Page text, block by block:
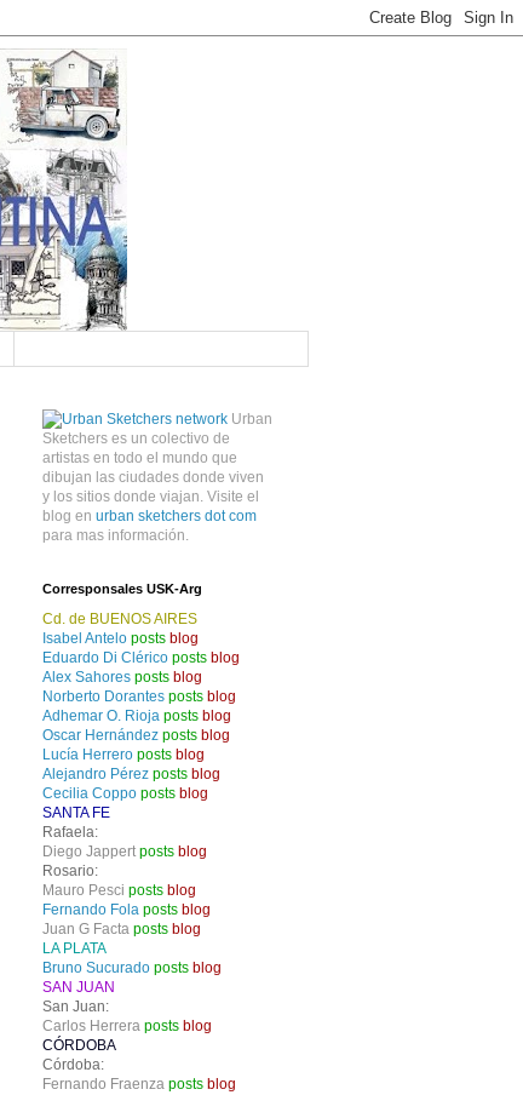
Urban
Sketchers es un colectivo de
artistas en todo el mundo que
dibujan las ciudades donde viven
y los sitios donde viajan. Visite el
blog en urban sketchers dot com
para mas información.
Corresponsales USK-Arg
Cd. de BUENOS AIRES
Isabel Antelo posts blog
Eduardo Di Clérico posts blog
Alex Sahores posts blog
Norberto Dorantes posts blog
Adhemar O. Rioja posts blog
Oscar Hernández posts blog
Lucía Herrero posts blog
Alejandro Pérez posts blog
Cecilia Coppo posts blog
SANTA FE
Rafaela:
Diego Jappert posts blog
Rosario:
Mauro Pesci posts blog
Fernando Fola posts blog
Juan G Facta posts blog
LA PLATA
Bruno Sucurado posts blog
SAN JUAN
San Juan:
Carlos Herrera posts blog
CÓRDOBA
Córdoba:
Fernando Fraenza posts blog